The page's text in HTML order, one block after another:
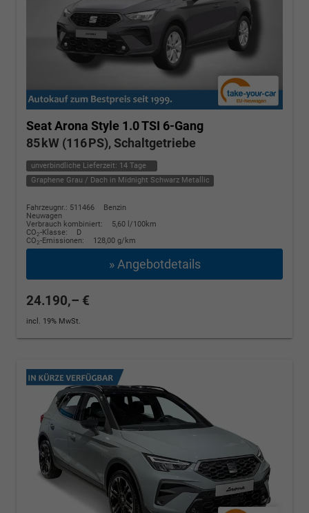
Seat Arona Style 1.0 TSI 6-Gang
85 kW (116 PS), Schaltgetriebe
unverbindliche Lieferzeit: 14 Tage
Graphene Grau / Dach in Midnight Schwarz Metallic
Fahrzeugnr.: 511466
Benzin
Neuwagen
Verbrauch kombiniert:
5,60 l/100km
CO2-Klasse:
D
CO2-Emissionen: 128,00 g/km
» Angebotdetails
24.190,– €
incl. 19% MwSt.